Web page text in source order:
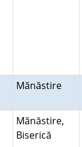
Mănăstire
Mănăstire,
Biserică